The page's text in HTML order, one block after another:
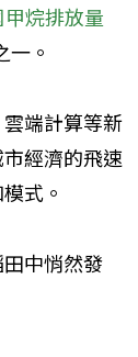
烷排放量
。
端計算等新
經濟的飛速
式。
中悄然發